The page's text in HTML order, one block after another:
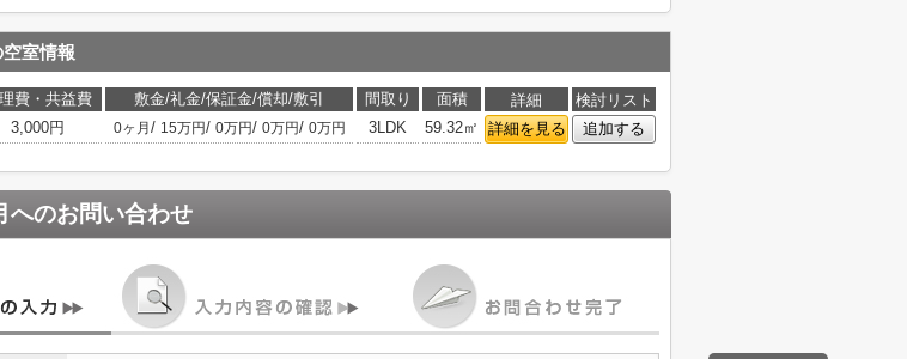
空室情報
費・共益費 敷金/礼金/保証金/償却/敷引 間取り 面積 詳細
検討リスト
3,000円 0ヶ月 / 15万円/ 0万円/ 0万円/ 0万円 3LDK 59.32㎡ 詳細を見る 追加する
へのお問い合わせ